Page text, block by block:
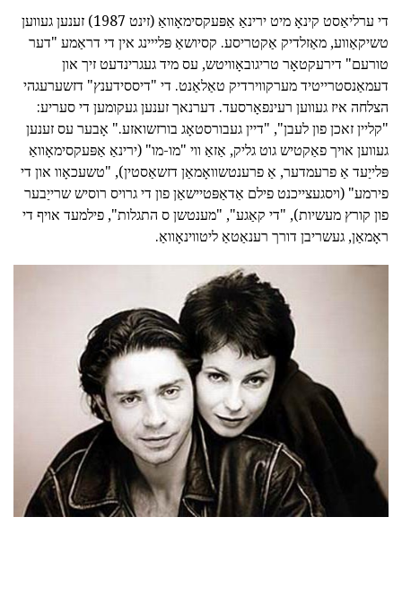
די ערליאַסט קינאָ מיט ירינאַ אַפּעקסימאָוואַ (זינט 1987) זענען געווען
טשיקאַווע, מאַזלדיק אַקטריסע. קסיושאַ פּלייינג אין די דראַמע "דער
טורעם" דירעקטאָר טריגובאָוויטש, עס מיד געגרינדעט זיך און
דעמאַנסטרייטיד מערקווירדיק טאַלאַנט. די "דיססידענץ" דזשערעגהי
הצלחה איז געווען רעינפאָרסעד. דערנאך זענען געקומען די סעריע:
"קליין זאכן פון לעבן", "דיין געבורסטאָג בורזשואזע." אָבער עס זענען
געווען אויך פאַקטיש גוט גליק, אַזאַ ווי "מו-מו" (ירינאַ אַפּעקסימאָוואַ
פּלייַעד אַ פרעמדער, אַ פרענטשוואָמאַן דזשאַסטין), "טשעכאָוו און די
פירמע" (ויסגעצייכנט פילם אַדאַפּטיישאַן פון די גרויס רוסיש שרייַבער
פון קורץ מעשיות), "די קאַגע", "מענטשן ס התגלות", פילמעד אויף די
ראָמאַן, געשריבן דורך רענאַטאַ ליטווינאָוואַ.